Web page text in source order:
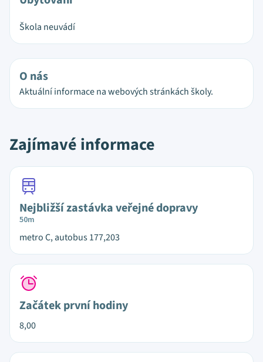
Škola neuvádí
O nás
Aktuální informace na webových stránkách školy.
Zajímavé informace
Nejbližší zastávka veřejné dopravy
50m
metro C, autobus 177,203
Začátek první hodiny
8,00